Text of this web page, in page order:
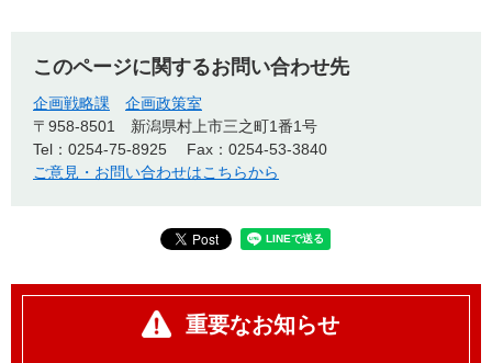
このページに関するお問い合わせ先
企画戦略課
企画政策室
〒958-8501
新潟県村上市三之町1番1号
Tel：0254-75-8925
Fax：0254-53-3840
ご意見・お問い合わせはこちらから
重要なお知らせ